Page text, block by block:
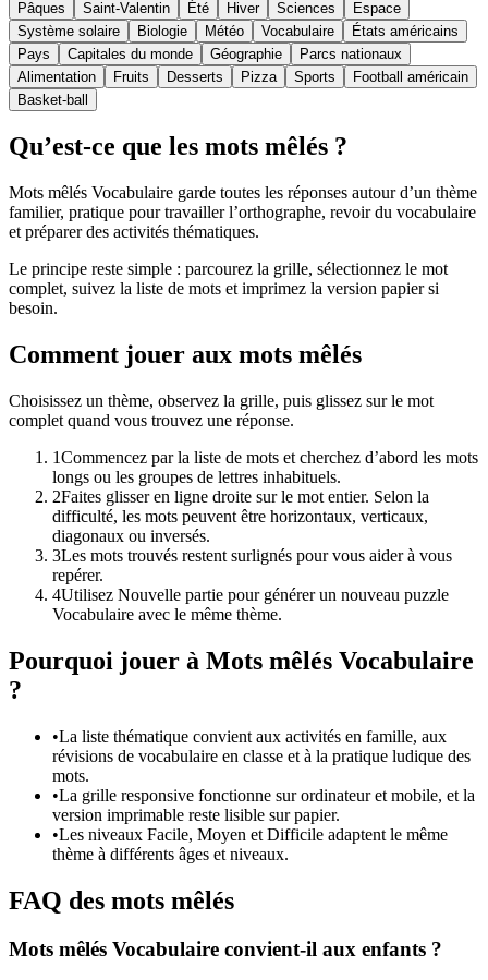
Pâques Saint-Valentin Été Hiver Sciences
Espace
Système solaire
Biologie Météo Vocabulaire
États américains
Pays
Capitales du monde Géographie
Parcs nationaux
Alimentation
Fruits Desserts Pizza Sports
Football américain
Basket-ball
Qu’est-ce que les mots mêlés ?
Mots mêlés Vocabulaire garde toutes les réponses autour d’un thème
familier, pratique pour travailler l’orthographe, revoir du vocabulaire
et préparer des activités thématiques.
Le principe reste simple : parcourez la grille, sélectionnez le mot
complet, suivez la liste de mots et imprimez la version papier si
besoin.
Comment jouer aux mots mêlés
Choisissez un thème, observez la grille, puis glissez sur le mot
complet quand vous trouvez une réponse.
1Commencez par la liste de mots et cherchez d’abord les mots
longs ou les groupes de lettres inhabituels.
2Faites glisser en ligne droite sur le mot entier. Selon la
difficulté, les mots peuvent être horizontaux, verticaux,
diagonaux ou inversés.
3Les mots trouvés restent surlignés pour vous aider à vous
repérer.
4Utilisez Nouvelle partie pour générer un nouveau puzzle
Vocabulaire avec le même thème.
Pourquoi jouer à Mots mêlés Vocabulaire
?
•La liste thématique convient aux activités en famille, aux
révisions de vocabulaire en classe et à la pratique ludique des
mots.
•La grille responsive fonctionne sur ordinateur et mobile, et la
version imprimable reste lisible sur papier.
•Les niveaux Facile, Moyen et Difficile adaptent le même
thème à différents âges et niveaux.
FAQ des mots mêlés
Mots mêlés Vocabulaire convient-il aux enfants ?